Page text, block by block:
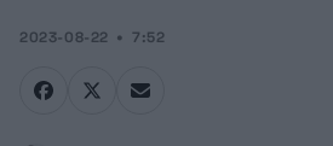
2023-08-22 7:52